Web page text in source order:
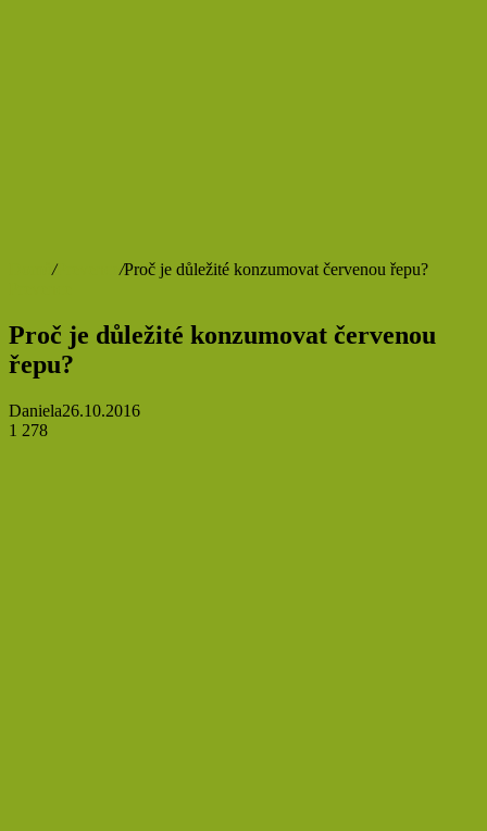
/Prevence /Proč je důležité konzumovat červenou řepu?
Proč je důležité konzumovat červenou
řepu?
Daniela26.10.2016
1 278